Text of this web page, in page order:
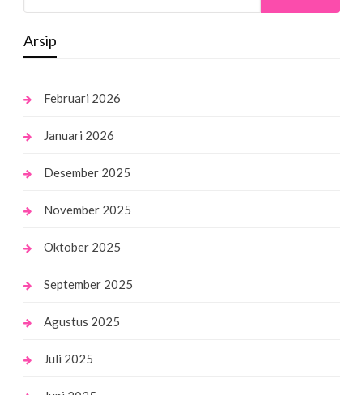
Arsip
Februari 2026
Januari 2026
Desember 2025
November 2025
Oktober 2025
September 2025
Agustus 2025
Juli 2025